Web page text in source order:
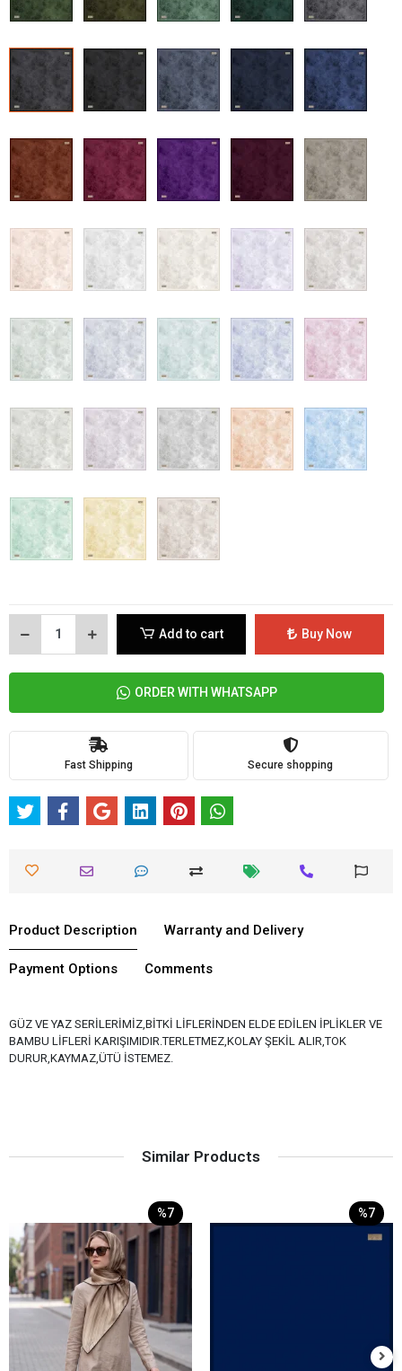
Add to cart Buy Now
ORDER WITH WHATSAPP
Fast Shipping Secure shopping
Product Description Warranty and Delivery
Payment Options Comments
GÜZ VE YAZ SERİLERİMİZ,BİTKİ LİFLERİNDEN ELDE EDİLEN İPLİKLER VE
BAMBU LİFLERİ KARIŞIMIDIR.TERLETMEZ,KOLAY ŞEKİL ALIR,TOK
DURUR,KAYMAZ,ÜTÜ İSTEMEZ.
Similar Products
%7 %7